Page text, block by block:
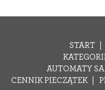
START
AUTOMATY
CENNIK PIECZĄTEK